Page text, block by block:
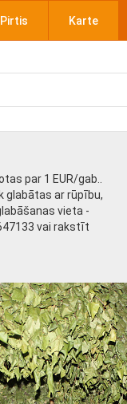
Pirtis Karte
par 1 EUR/gab..
glabātas ar rūpību,
vieta -
vai rakstīt